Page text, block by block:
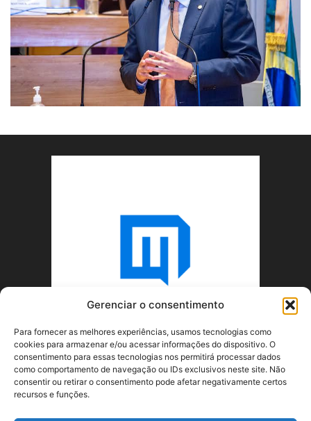
Gerenciar o consentimento
Para fornecer as melhores experiências, usamos tecnologias como
cookies para armazenar e/ou acessar informações do dispositivo. O
consentimento para essas tecnologias nos permitirá processar dados
como comportamento de navegação ou IDs exclusivos neste site. Não
consentir ou retirar o consentimento pode afetar negativamente certos
recursos e funções.